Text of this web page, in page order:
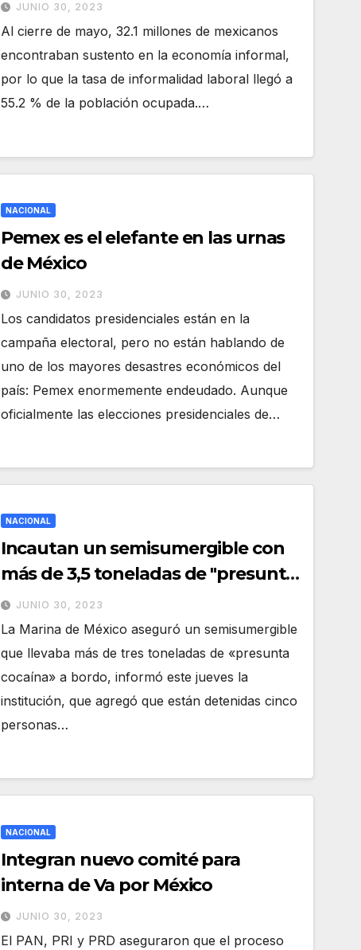
JUNIO 30, 2023
Al cierre de mayo, 32.1 millones de mexicanos
encontraban sustento en la economía informal,
por lo que la tasa de informalidad laboral llegó a
55.2 % de la población ocupada.…
NACIONAL
Pemex es el elefante en las urnas
de México
JUNIO 30, 2023
Los candidatos presidenciales están en la
campaña electoral, pero no están hablando de
uno de los mayores desastres económicos del
país: Pemex enormemente endeudado. Aunque
oficialmente las elecciones presidenciales de…
NACIONAL
Incautan un semisumergible con
más de 3,5 toneladas de "presunta
cocaína" en el océano Pacífico en
México
JUNIO 30, 2023
La Marina de México aseguró un semisumergible
que llevaba más de tres toneladas de «presunta
cocaína» a bordo, informó este jueves la
institución, que agregó que están detenidas cinco
personas…
NACIONAL
Integran nuevo comité para
interna de Va por México
JUNIO 30, 2023
El PAN, PRI y PRD aseguraron que el proceso